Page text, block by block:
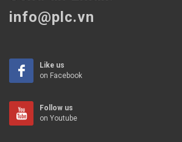
info@plc.vn
Like us
on Facebook
Follow us
on Youtube